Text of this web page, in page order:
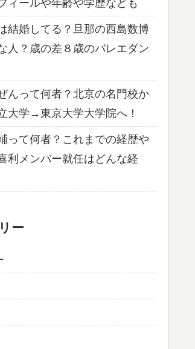
ィールや年齢や学歴なども
結婚してる？旦那の西島数博
人？歳の差８歳のバレエダン
んって何者？北京の名門校か
大学→東京大学大学院へ！
って何者？これまでの経歴や
利メンバー就任はどんな経
ー